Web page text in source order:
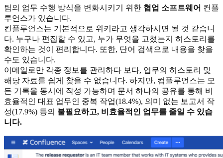
팀의 업무 수행 방식을 변화시키기 위한 협업 소프트웨어 컨플
루언스가 있습니다.
컨플루언스는 기본적으로 위키라고 생각하시면 될 것 같습니
다. 누구나 편집할 수 있고, 누가 무엇을 고쳤는지 히스토리를
확인하는 것이 편리합니다. 또한, 단어 검색으로 내용을 찾을
수도 있습니다.
이메일로만 각종 정보를 관리하다 보다, 업무의 히스토리 및
해당 자료를 쉽게 찾을 수 없습니다. 하지만, 컴플루언스는 모
든 기록을 동시에 작성 가능하며 문서 하나의 공유를 통해 비
효율적인 대표 업무인 중복 작업(18.4%), 의미 없는 보고서 작
성(17.9%) 등의 불필요하고, 비효율적인 업무를 줄일 수 있습
니다.